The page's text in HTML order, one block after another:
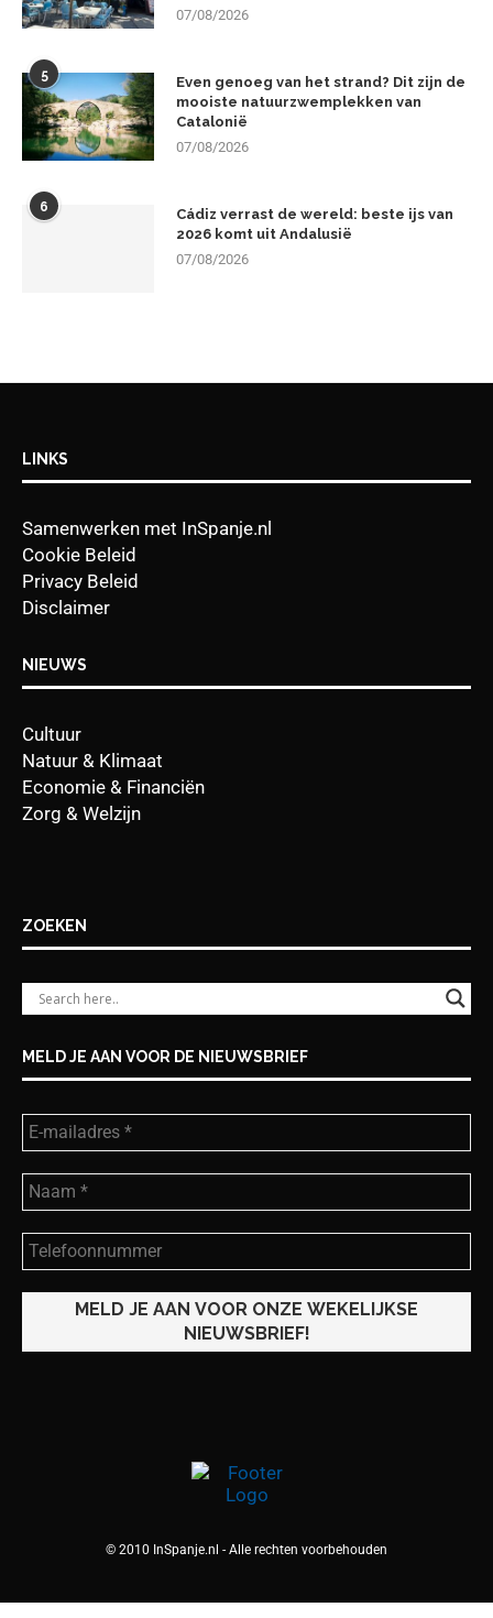
07/08/2026
5
Even genoeg van het strand? Dit zijn de
mooiste natuurzwemplekken van
Catalonië
07/08/2026
6
Cádiz verrast de wereld: beste ijs van
2026 komt uit Andalusië
07/08/2026
LINKS
Samenwerken met InSpanje.nl
Cookie Beleid
Privacy Beleid
Disclaimer
NIEUWS
Cultuur
Natuur & Klimaat
Economie & Financiën
Zorg & Welzijn
ZOEKEN
MELD JE AAN VOOR DE NIEUWSBRIEF
© 2010 InSpanje.nl - Alle rechten voorbehouden